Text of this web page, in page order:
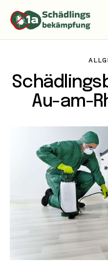
Au-am-